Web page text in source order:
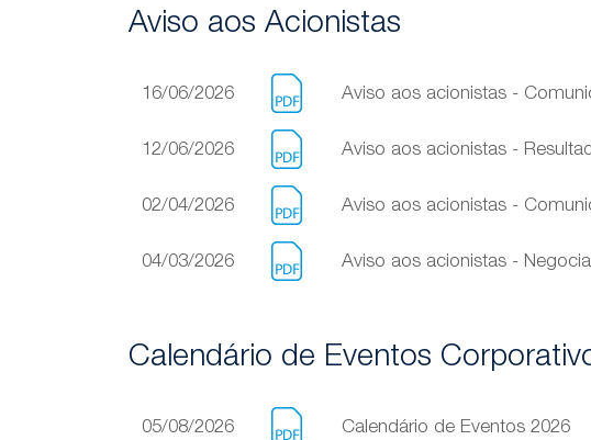
Aviso aos Acionistas
16/06/2026 Aviso aos acionistas -
12/06/2026 Aviso aos acionistas -
02/04/2026 Aviso aos acionistas -
04/03/2026 Aviso aos acionistas -
Calendário de Eventos
05/08/2026 Calendário de Eventos 2026